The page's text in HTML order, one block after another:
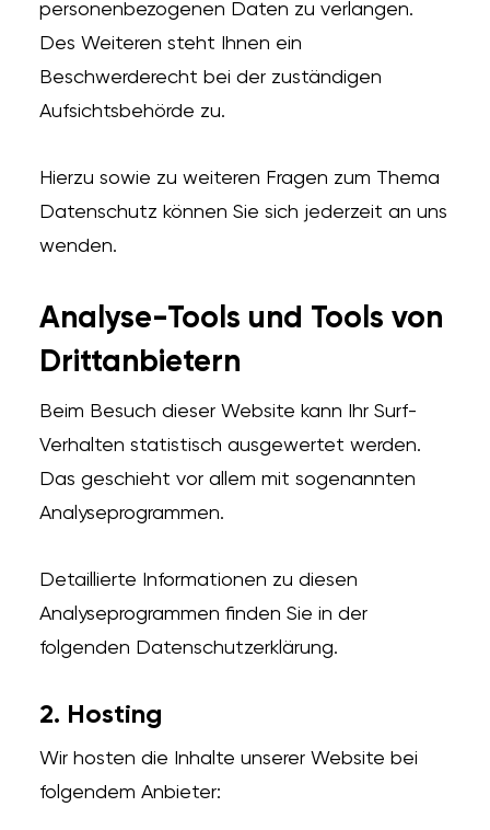
personenbezogenen Daten zu verlangen.
Des Weiteren steht Ihnen ein
Beschwerderecht bei der zuständigen
Aufsichtsbehörde zu.
Hierzu sowie zu weiteren Fragen zum Thema
Datenschutz können Sie sich jederzeit an uns
wenden.
Analyse-Tools und Tools von
Dritt­anbietern
Beim Besuch dieser Website kann Ihr Surf-
Verhalten statistisch ausgewertet werden.
Das geschieht vor allem mit sogenannten
Analyseprogrammen.
Detaillierte Informationen zu diesen
Analyseprogrammen finden Sie in der
folgenden Datenschutzerklärung.
2. Hosting
Wir hosten die Inhalte unserer Website bei
folgendem Anbieter: